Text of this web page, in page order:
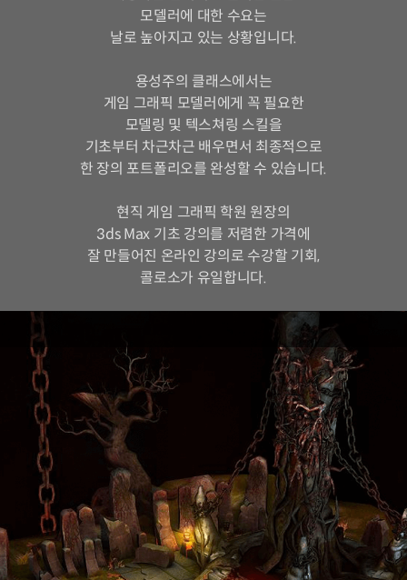
모델러에 대한 수요는
날로 높아지고 있는 상황입니다.
용성주의 클래스에서는
게임 그래픽 모델러에게 꼭 필요한
모델링 및 텍스쳐링 스킬을
기초부터 차근차근 배우면서 최종적으로
한 장의 포트폴리오를 완성할 수 있습니다.
현직 게임 그래픽 학원 원장의
3ds Max 기초 강의를 저렴한 가격에
잘 만들어진 온라인 강의로 수강할 기회,
콜로소가 유일합니다.
본 클래스에서는
3ds Max와 지브러쉬의
기초를 단계별로 배워봅니다.